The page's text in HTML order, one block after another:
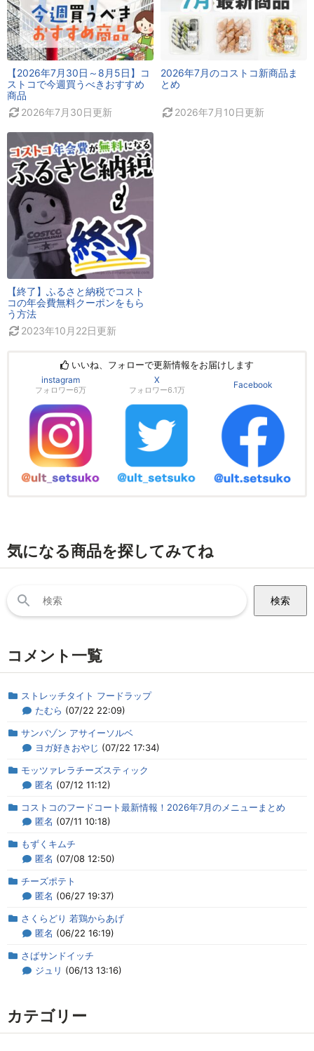
【2026年7月30日～8月5日】コ
ストコで今週買うべきおすすめ
商品
2026年7月30日更新
2026年7月のコストコ新商品ま
とめ
2026年7月10日更新
【終了】ふるさと納税でコスト
コの年会費無料クーポンをもら
う方法
2023年10月22日更新
いいね、フォローで更新情報をお届けします
instagram
フォロワー6万
X
フォロワー6.1万
Facebook
気になる商品を探してみてね
索:
コメント一覧
ストレッチタイト フードラップ
たむら (07/22 22:09)
サンバゾン アサイーソルベ
ヨガ好きおやじ (07/22 17:34)
モッツァレラチーズスティック
匿名 (07/12 11:12)
コストコのフードコート最新情報！2026年7月のメニューまとめ
匿名 (07/11 10:18)
もずくキムチ
匿名 (07/08 12:50)
チーズポテト
匿名 (06/27 19:37)
さくらどり 若鶏からあげ
匿名 (06/22 16:19)
さばサンドイッチ
ジュリ (06/13 13:16)
カテゴリー